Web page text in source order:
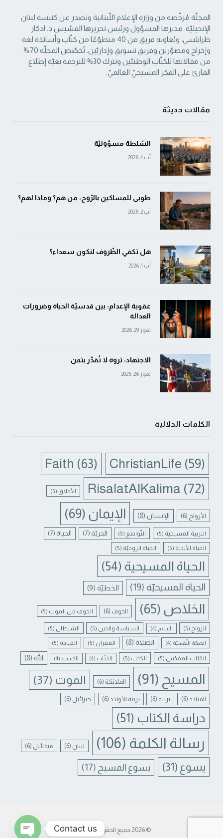
المجلّة مُرخّصة من وزارة الإعلام اللّبنانية وتصدر عن كنيسة لبنان
الإنجيليّة. مديرها المسؤول ‏ورئيس تحريرها القسّيس د. ادكار
طرابلسي، ويُعاونه فريق من 40 متطوّعًا من كتّاب وأساتذة لغة
‏وإخراج ومصوّرين وفريق تسويق وإداريّين. تُخصّص المجلّة 70%
من مقالاتها للكتّاب الوطنيّين ‏وتترك 30% للترجمة بغيّة إطلاع
القارئ على الفكر المسيحيّ العالميّ.‏
مقالات حديثة
السّلطة مسؤوليّة
آب 4, 2026
طوبى للمساكين بالرّوح: من هم؟ وماذا لهم؟
آب 2, 2026
هل تكفي الظّروف لنكون سعداء؟
آب 1, 2026
عقوبة الإعدام: بين قدسيّة الحياة وضرورات
العدالة
تموز 29, 2026
الاجتهاد: ثروة لا تُقدَّر بثمن
تموز 26, 2026
الكلمات الدلالية
ChristianLife (59)
Faith (63)
RisalatAlKalima (72) الأخلاق (5)
الأرواح (6) الإنسان(8) الإيمان (69)
التربية المسيحية (5) التّواضع (5) الحريّة (7) الحياة (7)
الحياة الأبدية (5) الحياة الروحيّة (5)
الحياة المسيحية (54)
الحياة المسيحيّة (19) الخطيّة (9)
الخلاص (65) الخوف (6) الخوف من الموت (5)
الزواج (5) السلام (4) السياسة والدين (5) الشيطان (5)
الصحّة النّفسيّة (4) الصلاة(8) الغفران (5) القيادة (5)
الكتاب المقدّس (5) الكذب (5) الكذّاب (4) الكنيسة (4) الله (8)
المسيح (91) الملائكة (6) الموت (37)
الميلاد (6) تربية (6) تربية الأولاد (6) جبرائيل (6)
دراسة الكتاب (51)
رسالة الكلمة (106) لبنان (6) ميخائيل (6)
يسوع (31) يسوع المسيح (17)
© 2026 جميع الحقوق محفوظة. Contact us